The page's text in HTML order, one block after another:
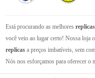
Está procurando as melhores
você veio ao lugar certo! Nossa loja
replicas a preços imbatíveis, sem
Nós nos esforçamos para oferecer o
navegação em nosso site até a